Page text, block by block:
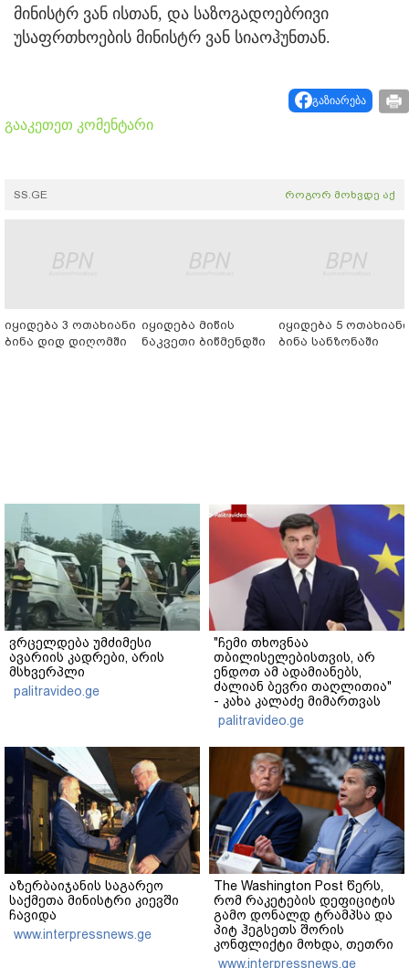
მინისტრ ვან ისთან, და საზოგადოებრივი
უსაფრთხოების მინისტრ ვან სიაოჰუნთან.
გაზიარება
გააკეთეთ კომენტარი
SS.GE როგორ მოხვდე აქ
იყიდება 3 ოთახიანი
ბინა დიდ დიღომში
იყიდება მიწის
ნაკვეთი ბიწმენდში
იყიდება 5 ოთახიანი
ბინა სანზონაში
ვრცელდება უმძიმესი
ავარიის კადრები, არის
მსხვერპლი
palitravideo.ge
"ჩემი თხოვნაა
თბილისელებისთვის, არ
ენდოთ ამ ადამიანებს,
ძალიან ბევრი თაღლითია"
- კახა კალაძე მიმართვას
ავრცელებს
palitravideo.ge
აზერბაიჯანის საგარეო
საქმეთა მინისტრი კიევში
ჩავიდა
www.interpressnews.ge
The Washington Post წერს,
რომ რაკეტების დეფიციტის
გამო დონალდ ტრამპსა და
პიტ ჰეგსეთს შორის
კონფლიქტი მოხდა, თეთრი
სახლის პრესსპიკერმა კი
www.interpressnews.ge